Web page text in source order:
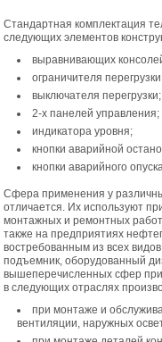
Стандартная комплектация
следующих элементов
выравнивающих
ограничителя
выключателя перегрузки;
2-х панелей управления;
индикатора уровня;
кнопки аварийной
кнопки аварийного
Сфера применения у
отличается. Их используют
монтажных и ремонтных
также на предприятиях
востребованным из всех
подъемник, оборудованный
вышеперечисленных сфер
в следующих отраслях
при монтаже и
вентиляции, наружных